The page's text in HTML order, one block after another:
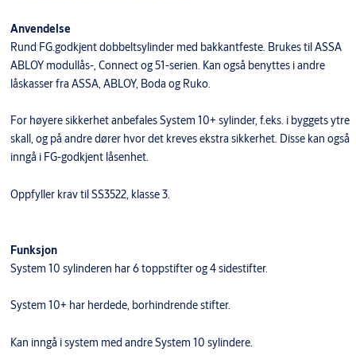
Anvendelse
Rund FG.godkjent dobbeltsylinder med bakkantfeste. Brukes til ASSA
ABLOY modullås-, Connect og 51-serien. Kan også benyttes i andre
låskasser fra ASSA, ABLOY, Boda og Ruko.
For høyere sikkerhet anbefales System 10+ sylinder, f.eks. i byggets ytre
skall, og på andre dører hvor det kreves ekstra sikkerhet. Disse kan også
inngå i FG-godkjent låsenhet.
Oppfyller krav til SS3522, klasse 3.
Funksjon
System 10 sylinderen har 6 toppstifter og 4 sidestifter.
System 10+ har herdede, borhindrende stifter.
Kan inngå i system med andre System 10 sylindere.